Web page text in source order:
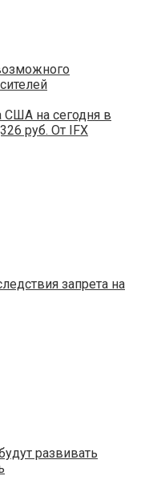
США на сегодня в
руб. От IFX
запрета на
развивать